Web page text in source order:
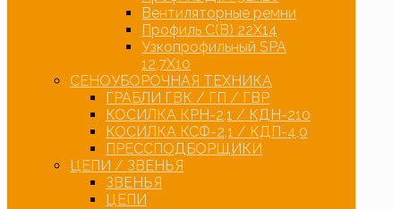
Вентиляторные ремни
Профиль С(В) 22Х14
Узкопрофильный SPA
12,7Х10
СЕНОУБОРОЧНАЯ ТЕХНИКА
ГРАБЛИ ГВК / ГП / ГВР
КОСИЛКА КРН-2,1 / КДН-210
КОСИЛКА КСФ-2,1 / КДП-4,0
ПРЕССПОДБОРЩИКИ
ЦЕПИ / ЗВЕНЬЯ
ЗВЕНЬЯ
ЦЕПИ